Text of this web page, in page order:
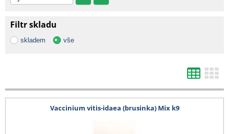
Filtr skladu
skladem vše
Vaccinium vitis-idaea (brusinka) Mix k9